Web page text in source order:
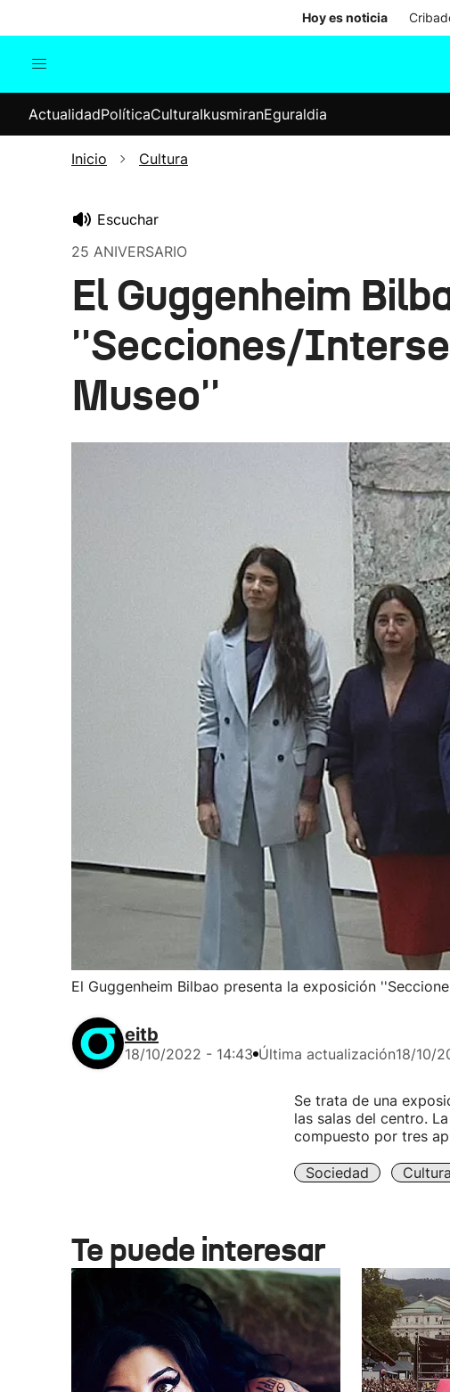
Hoy es noticia
Internacional
Elecciones
ActualidadPolíticaCulturaIkusmiranEguraldia
Inicio Cultura
Escuchar
25 ANIVERSARIO
El Guggenheim
''Secciones/
Museo''
El Guggenheim Bilbao presenta la exposición
eitb
18/10/2022 - 14:43 Última actualización18/10/
Se trata de una
las salas del centro.
compuesto por tres
Sociedad Cultura
Te puede interesar